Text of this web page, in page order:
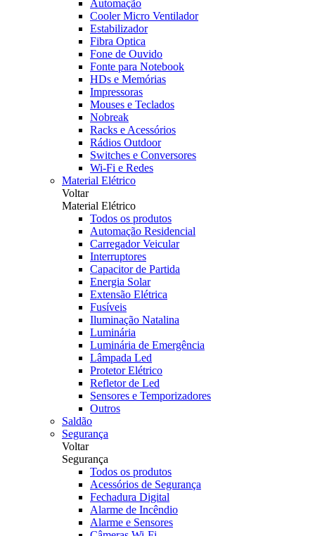
Automação
Cooler Micro Ventilador
Estabilizador
Fibra Optica
Fone de Ouvido
Fonte para Notebook
HDs e Memórias
Impressoras
Mouses e Teclados
Nobreak
Racks e Acessórios
Rádios Outdoor
Switches e Conversores
Wi-Fi e Redes
Material Elétrico
Voltar
Material Elétrico
Todos os produtos
Automação Residencial
Carregador Veicular
Interruptores
Capacitor de Partida
Energia Solar
Extensão Elétrica
Fusíveis
Iluminação Natalina
Luminária
Luminária de Emergência
Lâmpada Led
Protetor Elétrico
Refletor de Led
Sensores e Temporizadores
Outros
Saldão
Segurança
Voltar
Segurança
Todos os produtos
Acessórios de Segurança
Fechadura Digital
Alarme de Incêndio
Alarme e Sensores